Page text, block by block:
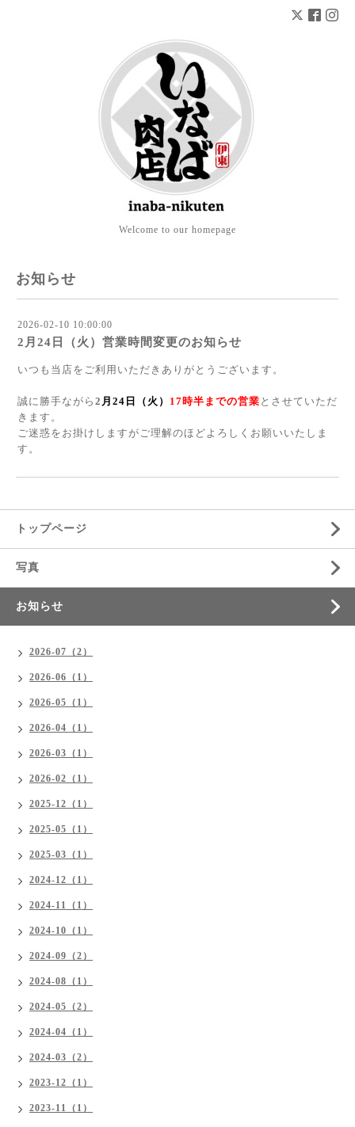
Welcome to our homepage
お知らせ
2026-02-10 10:00:00
2月24日（火）営業時間変更のお知らせ
いつも当店をご利用いただきありがとうございます。
誠に勝手ながら 2 月24日（火 ） 17時半までの営業 とさせていただ
きます。
ご迷惑をお掛けしますがご理解のほどよろしくお願いいたしま
す。
トップページ
写真
お知らせ
2026-07（2）
2026-06（1）
2026-05（1）
2026-04（1）
2026-03（1）
2026-02（1）
2025-12（1）
2025-05（1）
2025-03（1）
2024-12（1）
2024-11（1）
2024-10（1）
2024-09（2）
2024-08（1）
2024-05（2）
2024-04（1）
2024-03（2）
2023-12（1）
2023-11（1）